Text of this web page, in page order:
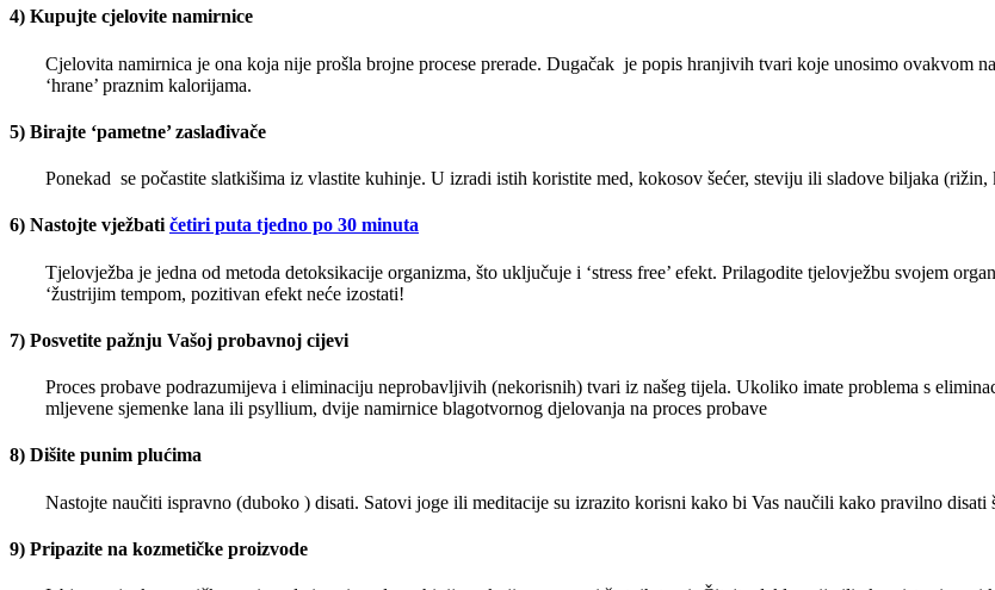
4) Kupujte cjelovite namirnice
Cjelovita namirnica je ona koja nije prošla brojne procese prerade. Dugačak je popis hranjivih tvari koje unosimo ovakvom
‘hrane’ praznim kalorijama.
5) Birajte ‘pametne’ zaslađivače
Ponekad se počastite slatkišima iz vlastite kuhinje. U izradi istih koristite med, kokosov šećer, steviju ili sladove biljaka (rižin,
6) Nastojte vježbati četiri puta tjedno po 30 minuta
Tjelovježba je jedna od metoda detoksikacije organizma, što uključuje i ‘stress free’ efekt. Prilagodite tjelovježbu svojem
‘žustrijim tempom, pozitivan efekt neće izostati!
7) Posvetite pažnju Vašoj probavnoj cijevi
Proces probave podrazumijeva i eliminaciju neprobavljivih (nekorisnih) tvari iz našeg tijela. Ukoliko imate problema s
mljevene sjemenke lana ili psyllium, dvije namirnice blagotvornog djelovanja na proces probave
8) Dišite punim plućima
Nastojte naučiti ispravno (duboko ) disati. Satovi joge ili meditacije su izrazito korisni kako bi Vas naučili kako pravilno disati
9) Pripazite na kozmetičke proizvode